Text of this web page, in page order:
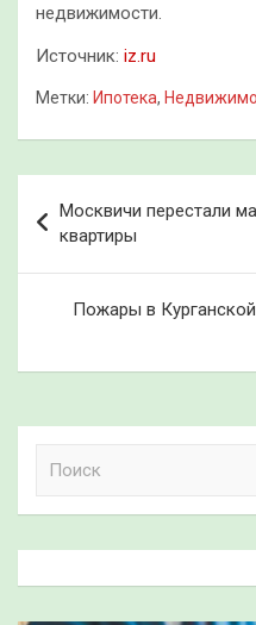
недвижимости.
Источник: iz.ru
Метки: Ипотека,
по
записям
Москвичи перестали
квартиры
Пожары в
к